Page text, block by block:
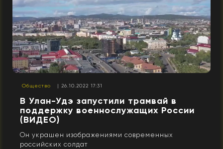
Общество | 26.10.2022 17:31
В Улан-Удэ запустили трамвай в
поддержку военнослужащих России
(ВИДЕО)
Он украшен изображениями современных
российских солдат